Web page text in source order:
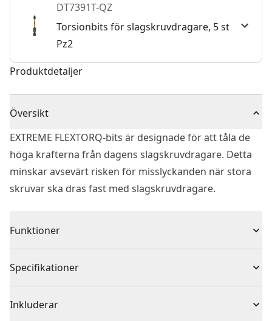
DT7391T-QZ
Torsionbits för slagskruvdragare, 5 st
Pz2
Produktdetaljer
Översikt
EXTREME FLEXTORQ-bits är designade för att tåla de
höga krafterna från dagens slagskruvdragare. Detta
minskar avsevärt risken för misslyckanden när stora
skruvar ska dras fast med slagskruvdragare.
Funktioner
Stöttåligt verktygsstål för maximal hållbarhet
Längre livslängd
Specifikationer
Produkttyp Skruvmejselbits
Inkluderar